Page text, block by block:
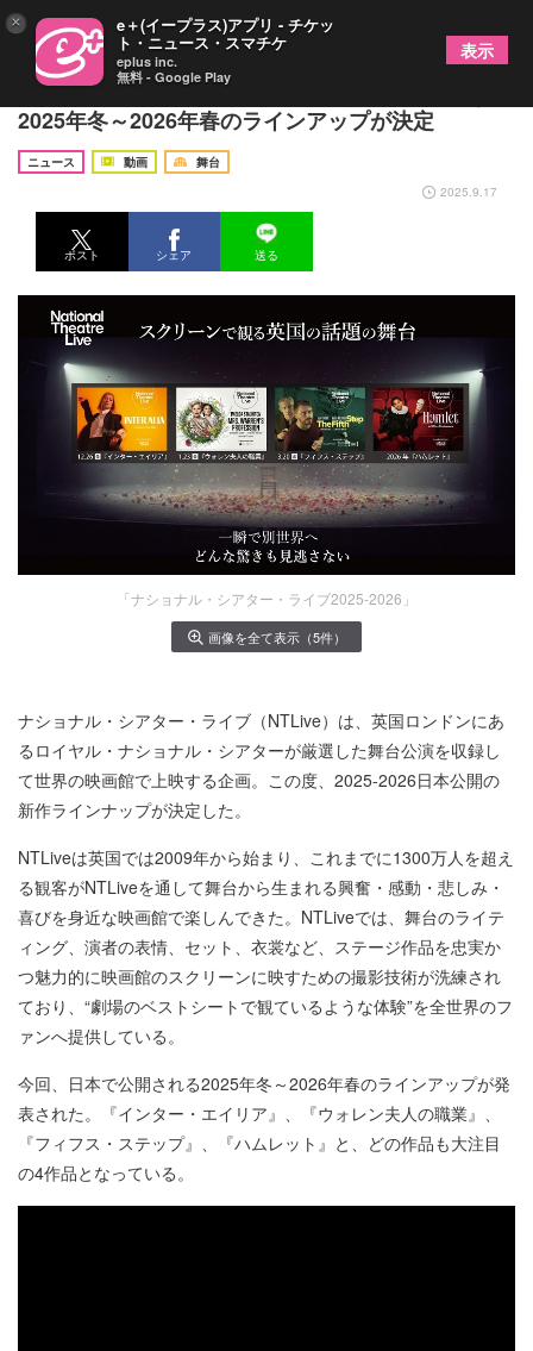
ナショナル・シアター・ライブ、日本で公開となる
2025年冬～2026年春のラインアップが決定
ニュース 動画
舞台
2025.9.17
ポスト シェア 送る
「ナショナル・シアター・ライブ2025-2026」
画像を全て表示（5件）
ナショナル・シアター・ライブ（NTLive）は、英国ロンドンにあ
るロイヤル・ナショナル・シアターが厳選した舞台公演を収録し
て世界の映画館で上映する企画。この度、2025-2026日本公開の
新作ラインナップが決定した。
NTLiveは英国では2009年から始まり、これまでに1300万人を超え
る観客がNTLiveを通して舞台から生まれる興奮・感動・悲しみ・
喜びを身近な映画館で楽しんできた。NTLiveでは、舞台のライテ
ィング、演者の表情、セット、衣裳など、ステージ作品を忠実か
つ魅力的に映画館のスクリーンに映すための撮影技術が洗練され
ており、“劇場のベストシートで観ているような体験”を全世界のフ
ァンへ提供している。
今回、日本で公開される2025年冬～2026年春のラインアップが発
表された。『インター・エイリア』、『ウォレン夫人の職業』、
『フィフス・ステップ』、『ハムレット』と、どの作品も大注目
の4作品となっている。
× e＋(イープラス)アプリ - チケッ
ト・ニュース・スマチケ
eplus inc.
無料 - Google Play
表示